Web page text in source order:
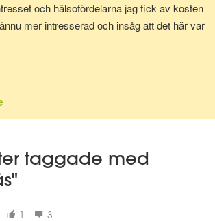
och hälsofördelarna jag fick av kosten
mer intresserad och insåg att det här var
Hallén utbildningar. Redo att hjälpa och
till att nå ditt hälsomål! Om det så gäller
må bättre, träna på lågkolhydratkost,
taggade med
1 3